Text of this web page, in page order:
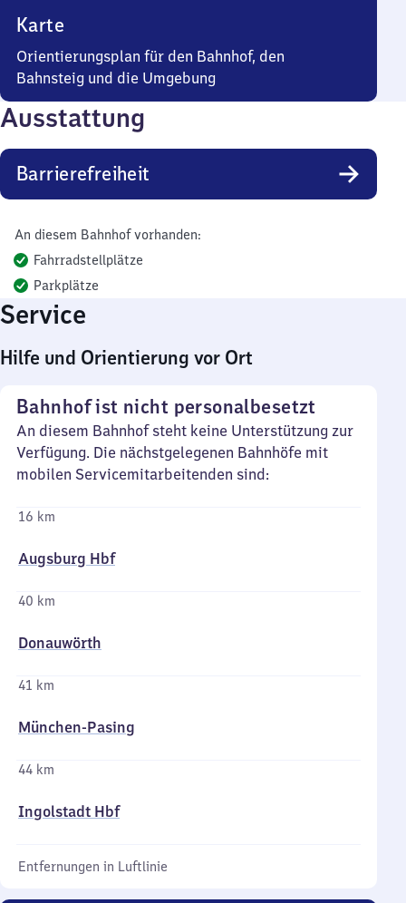
Karte
Orientierungsplan für den Bahnhof, den
Bahnsteig und die Umgebung
Ausstattung
Barrierefreiheit
An diesem Bahnhof vorhanden:
Fahrradstellplätze
Parkplätze
Service
Hilfe und Orientierung vor Ort
Bahnhof ist nicht personalbesetzt
An diesem Bahnhof steht keine Unterstützung zur
Verfügung. Die nächstgelegenen Bahnhöfe mit
mobilen Servicemitarbeitenden sind:
16 km
Augsburg Hbf
40 km
Donauwörth
41 km
München-Pasing
44 km
Ingolstadt Hbf
Entfernungen in Luftlinie